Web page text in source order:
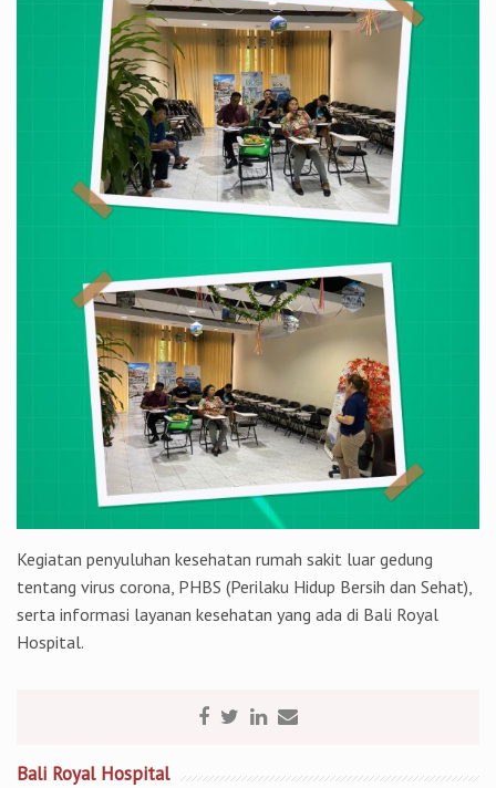
Kegiatan penyuluhan kesehatan rumah sakit luar gedung
tentang virus corona, PHBS (Perilaku Hidup Bersih dan Sehat),
serta informasi layanan kesehatan yang ada di Bali Royal
Hospital.
Bali Royal Hospital